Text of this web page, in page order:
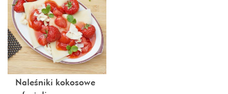
Naleśniki kokosowe